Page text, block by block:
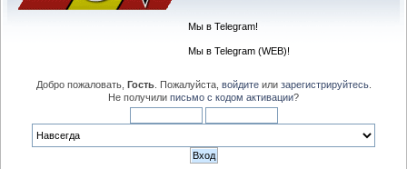
Мы в Telegram!
Мы в Telegram (WEB)!
Добро пожаловать, Гость. Пожалуйста, войдитеили зарегистрируйтесь.
Не получили письмо с кодом активации?